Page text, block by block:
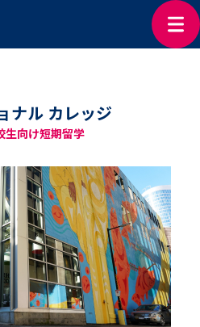
ナル カレッジ
生向け短期留学